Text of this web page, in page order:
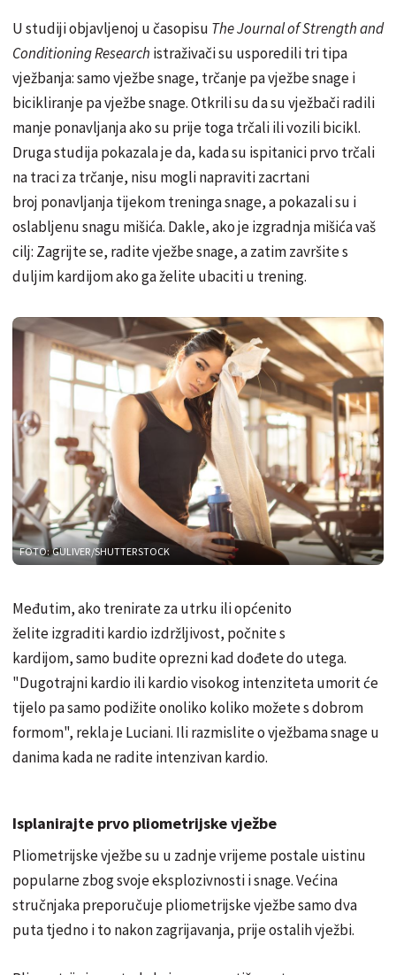
U studiji objavljenoj u časopisu The Journal of Strength and
Conditioning Research istraživači su usporedili tri tipa
vježbanja: samo vježbe snage, trčanje pa vježbe snage i
bicikliranje pa vježbe snage. Otkrili su da su vježbači radili
manje ponavljanja ako su prije toga trčali ili vozili bicikl.
Druga studija pokazala je da, kada su ispitanici prvo trčali
na traci za trčanje, nisu mogli napraviti zacrtani
broj ponavljanja tijekom treninga snage, a pokazali su i
oslabljenu snagu mišića. Dakle, ako je izgradnja mišića vaš
cilj: Zagrijte se, radite vježbe snage, a zatim završite s
duljim kardijom ako ga želite ubaciti u trening.
FOTO: GULIVER/SHUTTERSTOCK
Međutim, ako trenirate za utrku ili općenito
želite izgraditi kardio izdržljivost, počnite s
kardijom, samo budite oprezni kad dođete do utega.
"Dugotrajni kardio ili kardio visokog intenziteta umorit će
tijelo pa samo podižite onoliko koliko možete s dobrom
formom", rekla je Luciani. Ili razmislite o vježbama snage u
danima kada ne radite intenzivan kardio.
Isplanirajte prvo pliometrijske vježbe
Pliometrijske vježbe su u zadnje vrijeme postale uistinu
popularne zbog svoje eksplozivnosti i snage. Većina
stručnjaka preporučuje pliometrijske vježbe samo dva
puta tjedno i to nakon zagrijavanja, prije ostalih vježbi.